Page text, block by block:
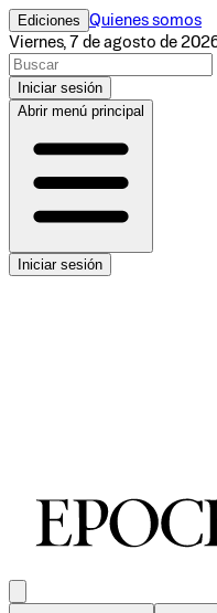
Ediciones Quienes somos
Viernes, 7 de agosto de
Iniciar sesión
Abrir menú principal
Iniciar sesión